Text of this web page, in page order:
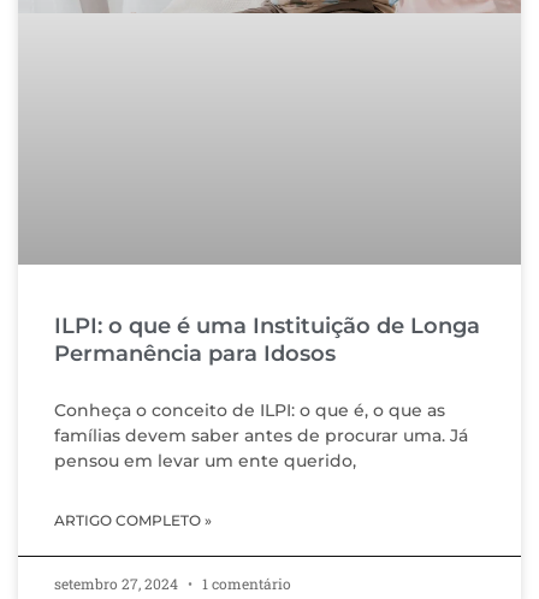
ILPI: o que é uma Instituição de Longa
Permanência para Idosos
Conheça o conceito de ILPI: o que é, o que as
famílias devem saber antes de procurar uma. Já
pensou em levar um ente querido,
ARTIGO COMPLETO »
setembro 27, 2024 1 comentário